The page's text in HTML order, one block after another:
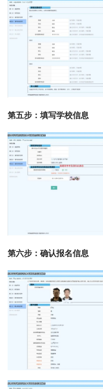
第五步：填写学校信息
第六步：确认报名信息